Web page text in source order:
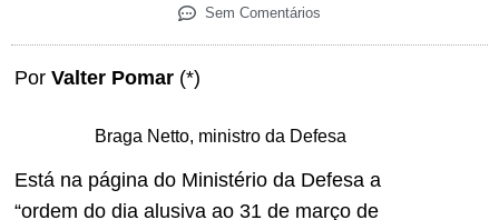
Sem Comentários
Por Valter Pomar (*)
Braga Netto, ministro da Defesa
Está na página do Ministério da Defesa a
“ordem do dia alusiva ao 31 de março de